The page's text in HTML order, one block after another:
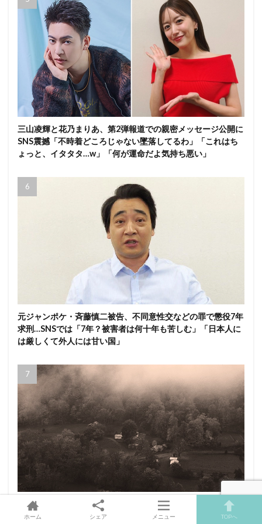
三山凌輝と花乃まりあ、第2弾報道での親密メッセージ公開に
SNS震撼「不時着どころじゃない墜落してるわ」「これはち
ょっと、イタタタ…w」「何が運命だよ気持ち悪い」
元ジャンポケ・斉藤慎二被告、不同意性交などの罪で懲役7年
求刑…SNSでは「7年？被害者は何十年も苦しむ」「日本人に
は厳しくて外人には甘い国」
世界を震撼させた「ウィッタカー一族」の実話…近親婚を繰
り返した家系に何が起きたのか？
ホーム シェア メニュー TOPへ